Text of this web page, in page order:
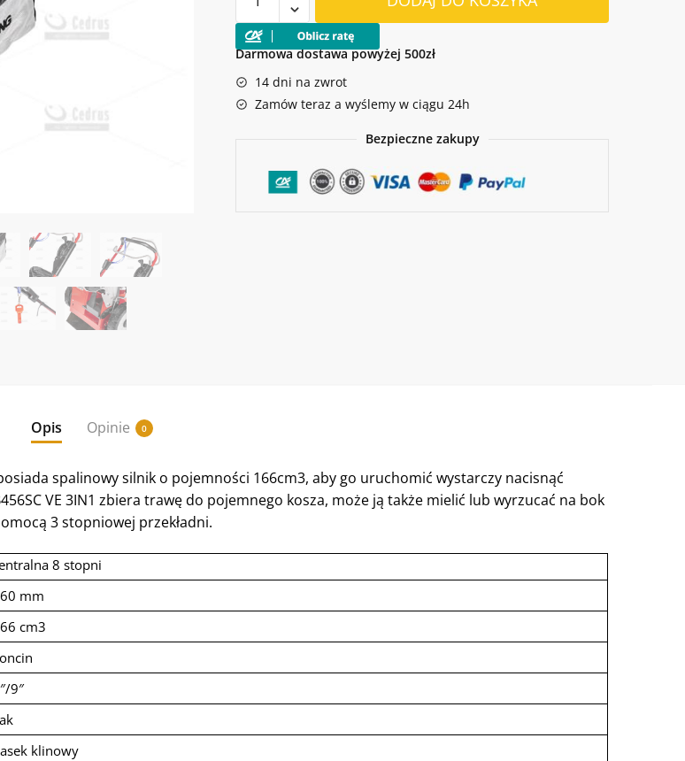
KOSIARKA
SPALINOWA
Weibang
WB456SC
VE
3IN1
Darmowa dostawa powyżej 500zł
14 dni na zwrot
Zamów teraz a wyślemy w ciągu 24h
Bezpieczne zakupy
Opis Opinie 0
spalinowy silnik o pojemności 166cm3, aby go uruchomić wystarczy nacisnąć
VE 3IN1 zbiera trawę do pojemnego kosza, może ją także mielić lub wyrzucać na bok
3 stopniowej przekładni.
8 stopni
mm
cm3
9″
klinowy